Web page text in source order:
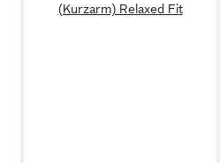
(Kurzarm) Relaxed Fit